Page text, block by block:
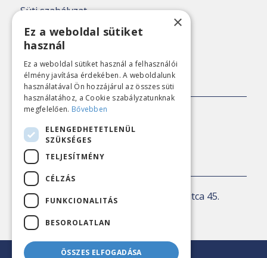
Süti szabályzat
Adatkezelési tájékoztató
Nézőpont archív
SAJTÓKAPCSOLAT
E-mail: sajto@nezopont.hu
KAPCSOLAT
Levelezési cím:1143 Budapest, Ilka utca 45.
E-mail:iroda@nezopont.hu
×
Ez a weboldal sütiket
használ
Ez a weboldal sütiket használ a felhasználói
élmény javítása érdekében. A weboldalunk
használatával Ön hozzájárul az összes süti
használatához, a Cookie szabályzatunknak
megfelelően. Bővebben
ELENGEDHETETLENÜL
SZÜKSÉGES
TELJESÍTMÉNY
CÉLZÁS
FUNKCIONALITÁS
BESOROLATLAN
ÖSSZES ELFOGADÁSA